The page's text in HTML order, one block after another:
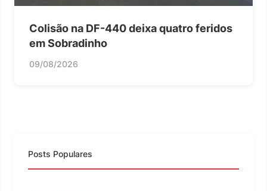
Colisão na DF-440 deixa quatro feridos
em Sobradinho
09/08/2026
Posts Populares